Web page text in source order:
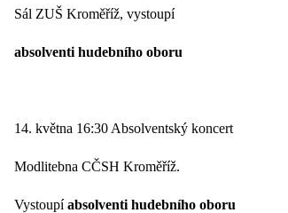
Sál ZUŠ Kroměříž, vystoupí
absolventi hudebního oboru
14. května 16:30 Absolventský koncert
Modlitebna CČSH Kroměříž.
Vystoupíabsolventi hudebního oboru